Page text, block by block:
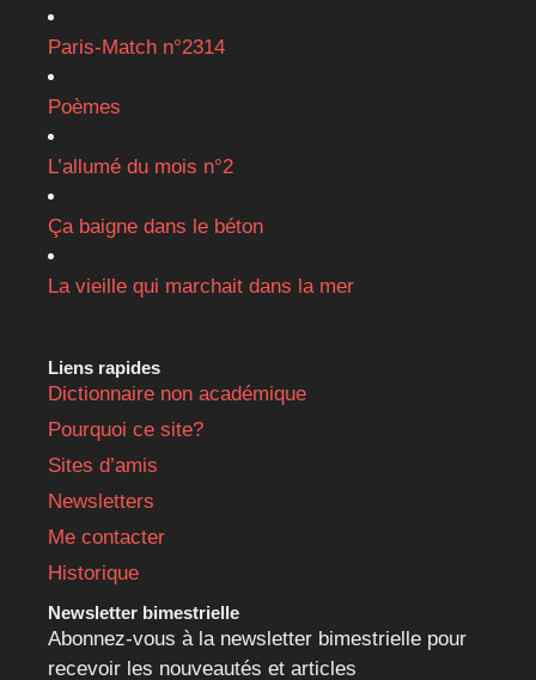
Paris-Match n°2314
Poèmes
L’allumé du mois n°2
Ça baigne dans le béton
La vieille qui marchait dans la mer
Liens rapides
Dictionnaire non académique
Pourquoi ce site?
Sites d’amis
Newsletters
Me contacter
Historique
Newsletter bimestrielle
Abonnez-vous à la newsletter bimestrielle pour
recevoir les nouveautés et articles